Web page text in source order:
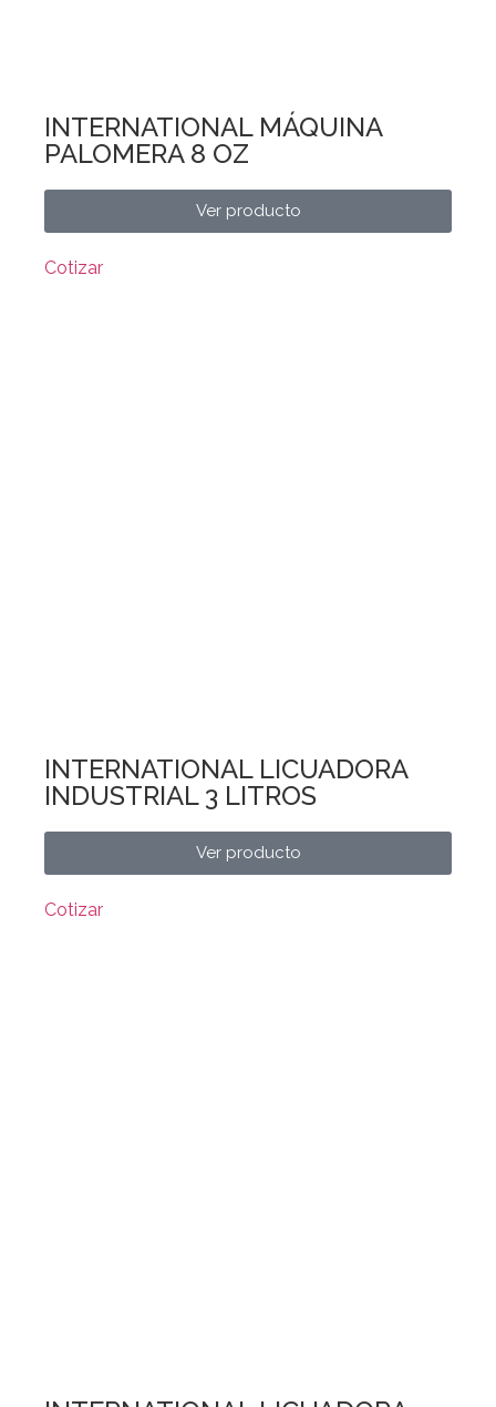
INTERNATIONAL MÁQUINA
PALOMERA 8 OZ
Ver producto
Cotizar
INTERNATIONAL LICUADORA
INDUSTRIAL 3 LITROS
Ver producto
Cotizar